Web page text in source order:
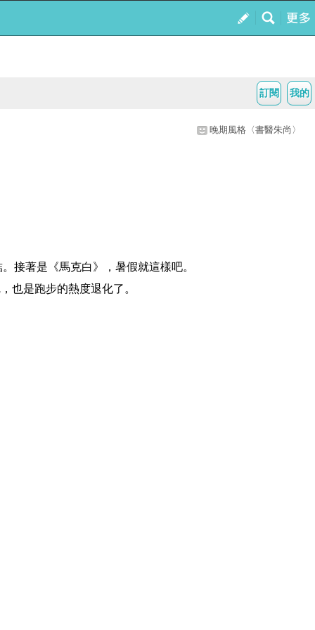
我的
訂閱
晚期風格〈書醫朱尚〉
接著是《馬克白》，暑假就這樣吧。
也是跑步的熱度退化了。